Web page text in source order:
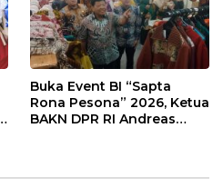
Buka Event BI “Sapta
Rona Pesona” 2026, Ketua
BAKN DPR RI Andreas